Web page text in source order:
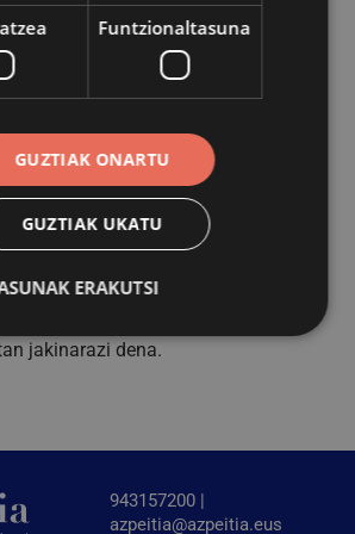
Ikastola Karmelo Etxegarai: 2.545,47
partida:1 0300.481.326.00.01 2025
arruntak, bertsolaritza
Hezkuntza sustatzea hezkuntza-
bidez
publikoak ematean,
duen publizitatearen
jakinarazi dena.
943157200 |
azpeitia@azpeitia.eus
Funtzionaltasuna
GUZTIAK ONARTU
GUZTIAK UKATU
ERAKUTSI
erabiltzaileen saioa hastea eta
Webgunea ezin da behar bezala